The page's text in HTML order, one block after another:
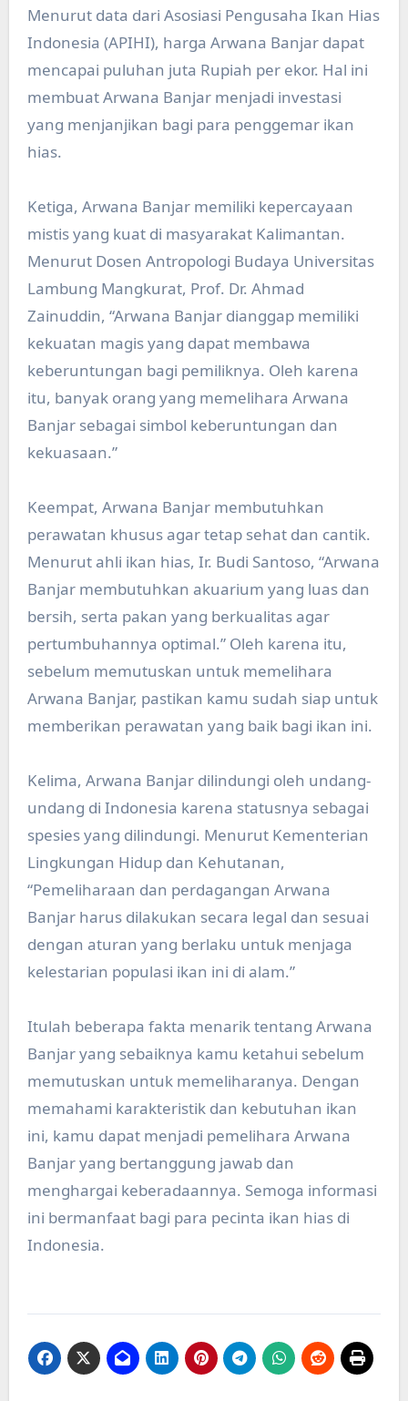
Menurut data dari Asosiasi Pengusaha Ikan Hias
Indonesia (APIHI), harga Arwana Banjar dapat
mencapai puluhan juta Rupiah per ekor. Hal ini
membuat Arwana Banjar menjadi investasi
yang menjanjikan bagi para penggemar ikan
hias.
Ketiga, Arwana Banjar memiliki kepercayaan
mistis yang kuat di masyarakat Kalimantan.
Menurut Dosen Antropologi Budaya Universitas
Lambung Mangkurat, Prof. Dr. Ahmad
Zainuddin, “Arwana Banjar dianggap memiliki
kekuatan magis yang dapat membawa
keberuntungan bagi pemiliknya. Oleh karena
itu, banyak orang yang memelihara Arwana
Banjar sebagai simbol keberuntungan dan
kekuasaan.”
Keempat, Arwana Banjar membutuhkan
perawatan khusus agar tetap sehat dan cantik.
Menurut ahli ikan hias, Ir. Budi Santoso, “Arwana
Banjar membutuhkan akuarium yang luas dan
bersih, serta pakan yang berkualitas agar
pertumbuhannya optimal.” Oleh karena itu,
sebelum memutuskan untuk memelihara
Arwana Banjar, pastikan kamu sudah siap untuk
memberikan perawatan yang baik bagi ikan ini.
Kelima, Arwana Banjar dilindungi oleh undang-
undang di Indonesia karena statusnya sebagai
spesies yang dilindungi. Menurut Kementerian
Lingkungan Hidup dan Kehutanan,
“Pemeliharaan dan perdagangan Arwana
Banjar harus dilakukan secara legal dan sesuai
dengan aturan yang berlaku untuk menjaga
kelestarian populasi ikan ini di alam.”
Itulah beberapa fakta menarik tentang Arwana
Banjar yang sebaiknya kamu ketahui sebelum
memutuskan untuk memeliharanya. Dengan
memahami karakteristik dan kebutuhan ikan
ini, kamu dapat menjadi pemelihara Arwana
Banjar yang bertanggung jawab dan
menghargai keberadaannya. Semoga informasi
ini bermanfaat bagi para pecinta ikan hias di
Indonesia.